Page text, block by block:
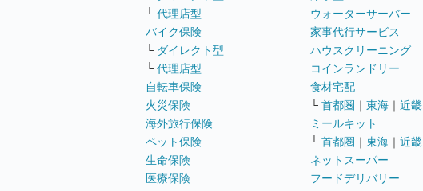
└ 代理店型
バイク保険
└ ダイレクト型
└ 代理店型
自転車保険
火災保険
海外旅行保険
ペット保険
生命保険
医療保険
ウォーターサーバー
家事代行サービス
ハウスクリーニング
コインランドリー
食材宅配
└ 首都圏 ｜ 東海 ｜ 近畿
ミールキット
└ 首都圏 ｜ 東海 ｜ 近畿
ネットスーパー
フードデリバリー